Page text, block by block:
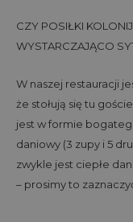
CZY POSIŁKI
WYSTARCZAJĄCO
W naszej restauracji
że stołują się tu
jest w formie
daniowy (3 zupy i 5
zwykle jest ciepłe
– prosimy to